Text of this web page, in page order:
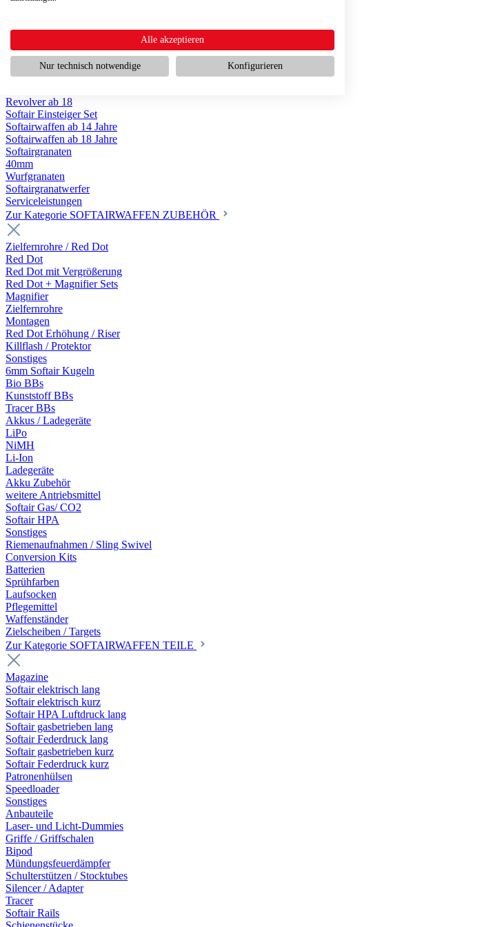
Scharfschützengewehr ab 18
Softair Pistolen
Softair Pistolen elektrisch ab 14
Softair Pistolen Federdruck ab 14
Softair Pistolen HPA Luftdruck ab 18
Revolver ab 18
Softair Einsteiger Set
Softairwaffen ab 14 Jahre
Softairwaffen ab 18 Jahre
Softairgranaten
40mm
Wurfgranaten
Softairgranatwerfer
Serviceleistungen
Zur Kategorie SOFTAIRWAFFEN ZUBEHÖR
Zielfernrohre / Red Dot
Red Dot
Red Dot mit Vergrößerung
Red Dot + Magnifier Sets
Magnifier
Zielfernrohre
Montagen
Red Dot Erhöhung / Riser
Killflash / Protektor
Sonstiges
6mm Softair Kugeln
Bio BBs
Kunststoff BBs
Tracer BBs
Akkus / Ladegeräte
LiPo
NiMH
Li-Ion
Ladegeräte
Akku Zubehör
weitere Antriebsmittel
Softair Gas/ CO2
Softair HPA
Sonstiges
Riemenaufnahmen / Sling Swivel
Conversion Kits
Batterien
Sprühfarben
Laufsocken
Pflegemittel
Waffenständer
Zielscheiben / Targets
Zur Kategorie SOFTAIRWAFFEN TEILE
Magazine
Softair elektrisch lang
Softair elektrisch kurz
Softair HPA Luftdruck lang
Softair gasbetrieben lang
Softair Federdruck lang
Softair gasbetrieben kurz
Softair Federdruck kurz
Patronenhülsen
Speedloader
Sonstiges
Anbauteile
Laser- und Licht-Dummies
Griffe / Griffschalen
Bipod
Mündungsfeuerdämpfer
Schulterstützen / Stocktubes
Silencer / Adapter
Tracer
Softair Rails
Alle akzeptieren
Nur technisch notwendige Konfigurieren